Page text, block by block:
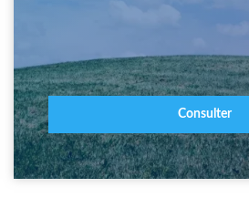
Consulter